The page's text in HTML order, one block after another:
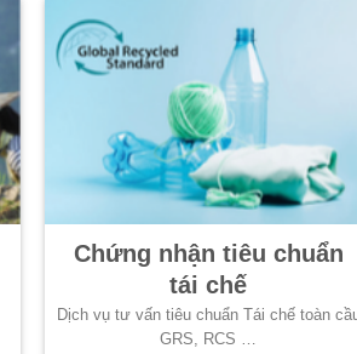
Chứng nhận tiêu chuẩn
tái chế
Dịch vụ tư vấn tiêu chuẩn Tái chế toàn
GRS, RCS …